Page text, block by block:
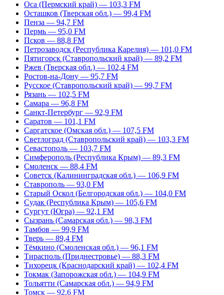
Оса (Пермский край) — 103,3 FM
Осташков (Тверская обл.) — 99,4 FM
Пенза — 94,7 FM
Пермь — 95,0 FM
Псков — 88,8 FM
Петрозаводск (Республика Карелия) — 101,0 FM
Пятигорск (Ставропольский край) — 89,2 FM
Ржев (Тверская обл.) — 102,4 FM
Ростов-на-Дону — 95,7 FM
Русское (Ставропольский край) — 99,7 FM
Рязань — 102,5 FM
Самара — 96,8 FM
Санкт-Петербург — 92,9 FM
Саратов — 101,1 FM
Саргатское (Омская обл.) — 107,5 FM
Светлоград (Ставропольский край) — 103,3 FM
Севастополь — 103,7 FM
Симферополь (Республика Крым) — 89,3 FM
Смоленск — 88,4 FM
Советск (Калининградская обл.) — 106,9 FM
Ставрополь — 93,0 FM
Старый Оскол (Белгородская обл.) — 104,0 FM
Судак (Республика Крым) — 105,6 FM
Сургут (Югра) — 92,1 FM
Сызрань (Самарская обл.) — 98,3 FM
Тамбов — 99,9 FM
Тверь — 89,4 FM
Тёмкино (Смоленская обл.) — 96,1 FM
Тирасполь (Приднестровье) — 88,3 FM
Тихорецк (Краснодарский край) — 102,4 FM
Токмак (Запорожская обл.) — 104,9 FM
Тольятти (Самарская обл.) — 94,9 FM
Томск — 92,6 FM